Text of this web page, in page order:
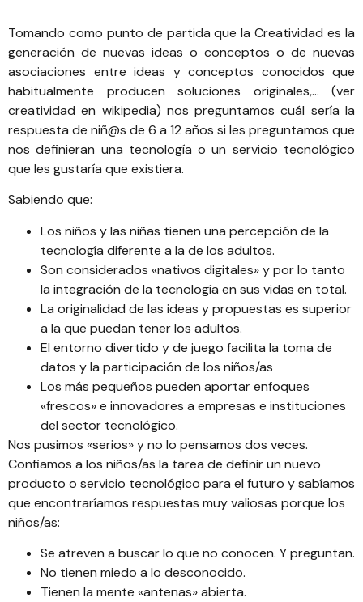
Tomando como punto de partida que la Creatividad es la
generación de nuevas ideas o conceptos o de nuevas
asociaciones entre ideas y conceptos conocidos que
habitualmente producen soluciones originales,… (ver
creatividad en wikipedia) nos preguntamos cuál sería la
respuesta de niñ@s de 6 a 12 años si les preguntamos que
nos definieran una tecnología o un servicio tecnológico
que les gustaría que existiera.
Sabiendo que:
Los niños y las niñas tienen una percepción de la
tecnología diferente a la de los adultos.
Son considerados «nativos digitales» y por lo tanto
la integración de la tecnología en sus vidas en total.
La originalidad de las ideas y propuestas es superior
a la que puedan tener los adultos.
El entorno divertido y de juego facilita la toma de
datos y la participación de los niños/as
Los más pequeños pueden aportar enfoques
«frescos» e innovadores a empresas e instituciones
del sector tecnológico.
Nos pusimos «serios» y no lo pensamos dos veces.
Confiamos a los niños/as la tarea de definir un nuevo
producto o servicio tecnológico para el futuro y sabíamos
que encontraríamos respuestas muy valiosas porque los
niños/as:
Se atreven a buscar lo que no conocen. Y preguntan.
No tienen miedo a lo desconocido.
Tienen la mente «antenas» abierta.